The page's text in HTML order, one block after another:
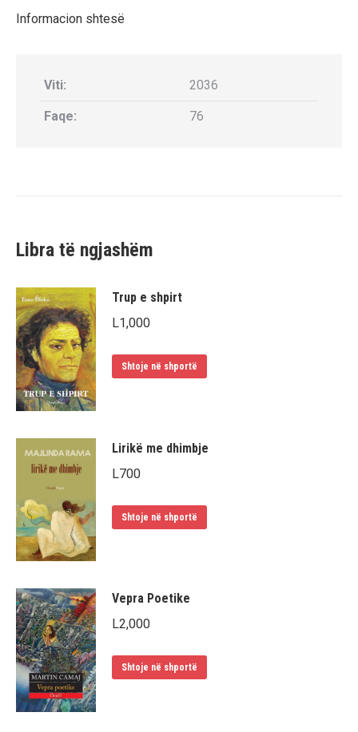
Informacion shtesë
Viti: 2036
Faqe: 76
Libra të ngjashëm
Trup e shpirt
L1,000
Shtoje në shportë
Lirikë me dhimbje
L700
Shtoje në shportë
Vepra Poetike
L2,000
Shtoje në shportë